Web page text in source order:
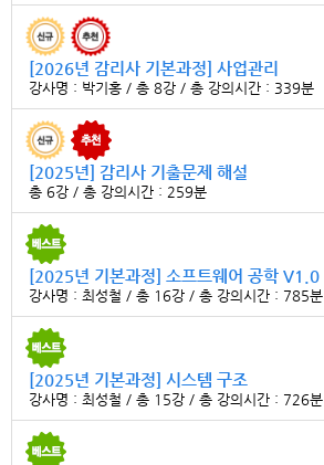
[2026년 감리사 기본과정] 사업관리
강사명 : 박기홍 / 총 8강 / 총 강의시간 : 339분
[2025년] 감리사 기출문제 해설
총 6강 / 총 강의시간 : 259분
[2025년 기본과정] 소프트웨어 공학 V1.0
강사명 : 최성철 / 총 16강 / 총 강의시간 : 785분
[2025년 기본과정] 시스템 구조
강사명 : 최성철 / 총 15강 / 총 강의시간 : 726분